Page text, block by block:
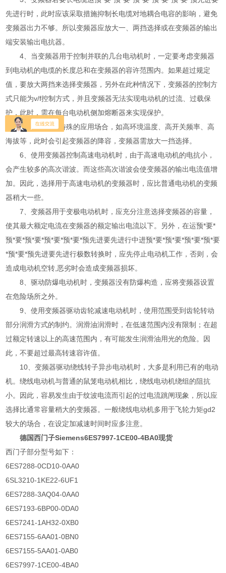
先进行时，此时应该采取措施抑制长电缆对地耦合电容的影响，避免
变频器出力不够。所以变频器应放大一、两挡选择或在变频器的输出
端安装输出电抗器。
4、当变频器用于控制并联的几台电动机时，一定要考虑变频器
到电动机的电缆的长度总和在变频器的容许范围内。如果超过规定
值，要放大两挡来选择变频器，另外在此种情况下，变频器的控制方
式只能为v/f控制方式，并且变频器无法实现电动机的过流、过载保
护，此时，需在每台电动机侧加熔断器来实现保护。
5、对于一些特殊的应用场合，如高环境温度、高开关频率、高
海拔等，此时会引起变频器的降容，变频器需放大一挡选择。
6、使用变频器控制高速电动机时，由于高速电动机的电抗小，
会产生较多的高次谐波。而这些高次谐波会使变频器的输出电流值增
加。因此，选择用于高速电动机的变频器时，应比普通电动机的变频
器稍大一些。
7、变频器用于变极电动机时，应充分注意选择变频器的容量，
使其最大额定电流在变频器的额定输出电流以下。另外，在运预*要*
预*要*预*要*预*要*预*要*预先进要先进行中进预*要*预*要*预*要*预*要
*预*要*预先进要先进行极数转换时，应先停止电动机工作，否则，会
造成电动机空转,恶劣时会造成变频器损坏。
8、驱动防爆电动机时，变频器没有防爆构造，应将变频器设置
在危险场所之外。
9、使用变频器驱动齿轮减速电动机时，使用范围受到齿轮转动
部分润滑方式的制约。润滑油润滑时，在低速范围内没有限制；在超
过额定转速以上的高速范围内，有可能发生润滑油用光的危险。因
此，不要超过最高转速容许值。
10、变频器驱动绕线转子异步电动机时，大多是利用已有的电动
机。绕线电动机与普通的鼠笼电动机相比，绕线电动机绕组的阻抗
小。因此，容易发生由于纹波电流而引起的过电流跳闸现象，所以应
选择比通常容量稍大的变频器。一般绕线电动机多用于飞轮力矩gd2
较大的场合，在设定加减速时间时应多注意。
德国西门子Siemens6ES7997-1CE00-4BA0现货
西门子部分型号如下：
6ES7288-0CD10-0AA0
6SL3210-1KE22-6UF1
6ES7288-3AQ04-0AA0
6ES7193-6BP00-0DA0
6ES7241-1AH32-0XB0
6ES7155-6AA01-0BN0
6ES7155-5AA01-0AB0
6ES7997-1CE00-4BA0